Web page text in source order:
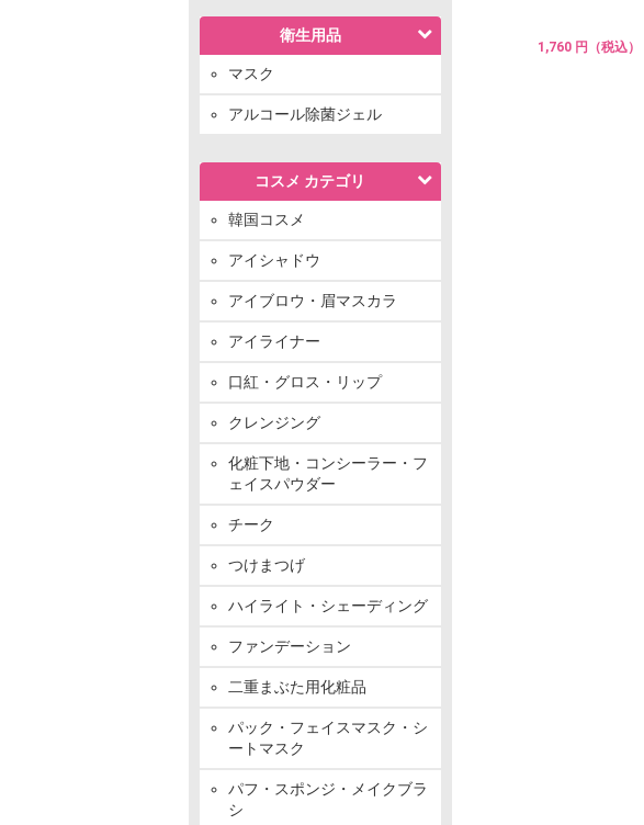
衛生用品
マスク
アルコール除菌ジェル
コスメ カテゴリ
韓国コスメ
アイシャドウ
アイブロウ・眉マスカラ
アイライナー
口紅・グロス・リップ
クレンジング
化粧下地・コンシーラー・フ
ェイスパウダー
チーク
つけまつげ
ハイライト・シェーディング
ファンデーション
二重まぶた用化粧品
パック・フェイスマスク・シ
ートマスク
パフ・スポンジ・メイクブラ
シ
1,760 円（税込）